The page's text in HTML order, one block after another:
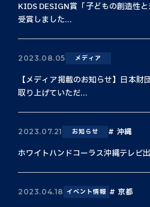
KIDS DESIGN賞「子どもの創造性
受賞しました...
2023.08.05 メディア
【メディア掲載のお知らせ】日本
取り上げていただ...
2023.07.21 お知らせ 沖縄
ホワイトハンドコーラス沖縄テレビ
2023.04.18 イベント情報 京都